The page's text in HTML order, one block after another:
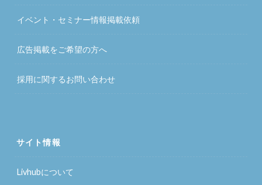
イベント・セミナー情報掲載依頼
広告掲載をご希望の方へ
採用に関するお問い合わせ
サイト情報
Livhubについて